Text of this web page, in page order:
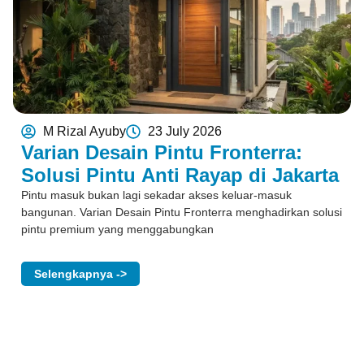
M Rizal Ayuby 23 July 2026
Varian Desain Pintu Fronterra:
Solusi Pintu Anti Rayap di Jakarta
Pintu masuk bukan lagi sekadar akses keluar-masuk
bangunan. Varian Desain Pintu Fronterra menghadirkan solusi
pintu premium yang menggabungkan
Selengkapnya ->